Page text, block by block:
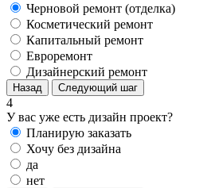
Черновой ремонт (отделка)
Косметический ремонт
Капитальный ремонт
Евроремонт
Дизайнерский ремонт
Назад Следующий шаг
4
У вас уже есть дизайн проект?
Планирую заказать
Хочу без дизайна
да
нет